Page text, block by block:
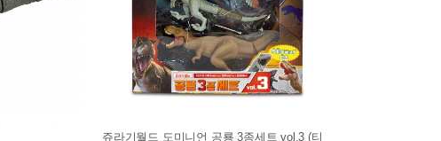
쥬라기월드 도미니언 공룡 3종세트 vol.3 (티